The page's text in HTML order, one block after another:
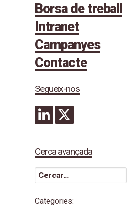
Borsa de treball
Intranet
Campanyes
Contacte
Segueix-nos
Cerca avançada
Categories: